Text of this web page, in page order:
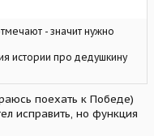
- значит нужно
истории про дедушкину
поехать к Победе)
исправить, но функция